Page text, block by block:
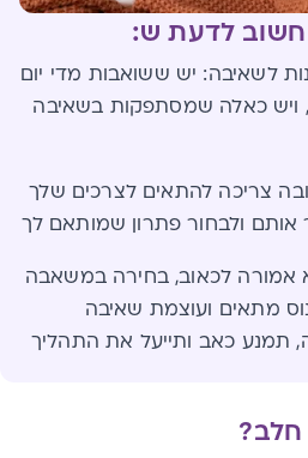
חשוב לדעת ש:
לשאיבה: יש ששואבות מדי יום
כאלה שמסתפקות בשאיבה
צריכה להתאים לצרכים שלך
אותם ולבחור פתרון שמותאם לך
אמורה לכאוב, בחירה במשאבה
מתאים ועוצמת שאיבה
תמנע כאב ותייעל את התהליך
?